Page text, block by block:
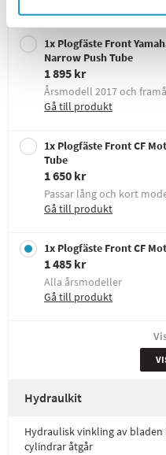
1x Plogfäste Front
Narrow Push Tube
1 895 kr
Årsmodell 2017 och
Gå till produkt
1x Plogfäste Front CF
Tube
1 650 kr
Passar lång och kort
Gå till produkt
1x Plogfäste Front CF
1 485 kr
Alla årsmodeller
Gå till produkt
Hydraulkit
Hydraulisk vinkling av
cylindrar åtgår